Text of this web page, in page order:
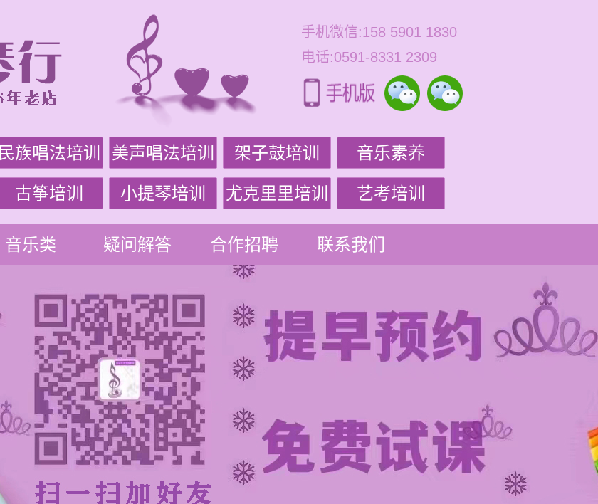
手机微信:158 5901 1830
电话:0591-8331 2309
民族唱法培训 美声唱法培训 架子鼓培训 音乐素养
古筝培训 小提琴培训 尤克里里培训 艺考培训
音乐类 疑问解答 合作招聘 联系我们